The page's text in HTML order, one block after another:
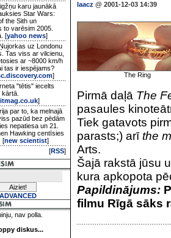
karu jaunākā
Star Wars:
the Sith un
to varēsim 2005.
[yahoo news]
uz Londonu
Tas viss ar vilcienu,
ar ~8000 km/h
tas ir iespējams?
]
"tētis" iecelts
]
par to, ka melnajā
pazūd bez pēdām
nepatiesa un 21.
Hawking centīsies
[new scientist]
[RSS]
ADVANCED
nav polla.
diskus...
laacz @ 2001-12-03 14:39
The Ring
Pirmā daļā The
pasaules
Tiek gatavots
parasts;) arīthe
Arts.
Šajā rakstā jūsu
kura apkopota
Papildinājums:
filmu Rīgā sāks